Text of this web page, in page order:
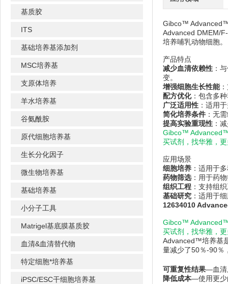
基质胶
ITS
基础培养基添加剂
MSC培养基
支原体培养
羊水培养基
谷氨酰胺
原代细胞培养基
生长分化因子
微生物培养基
基础培养基
小分子工具
Matrigel基底膜基质胶
血清&血清替代物
特定细胞*培养基
iPSC/ESC干细胞培养基
Gibco™
Advanced DMEM/
培养哺乳动物细胞。
产品特点
减少血清依赖性 ：
变。
增强细胞生长性能
配方优化：包含多
广泛适用性 ：适用
简化培养条件 ：无
提高实验重现性 ：
Gibco™
买试剂，找华雅，
应用场景
细胞培养 ：适用于
药物筛选：用于药
组织工程 ：支持组
基础研究 ：适用于
12634010
Gibco™
买试剂，找华雅，
Advanced™培养基
量减少了50％-90％
可重复性结果—血清
降低成本—使用更少